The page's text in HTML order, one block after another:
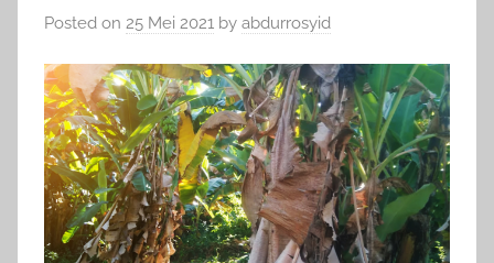
Posted on 25 Mei 2021 by abdurrosyid